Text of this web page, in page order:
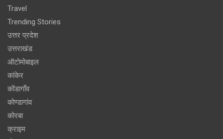
Travel
Trending Stories
उत्तर प्रदेश
उत्तराखंड
ऑटोमोबाइल
कांकेर
कोंडागाँव
कोण्डागांव
कोरबा
क्राइम